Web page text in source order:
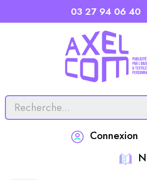
03 27 94 06 40
Connexion